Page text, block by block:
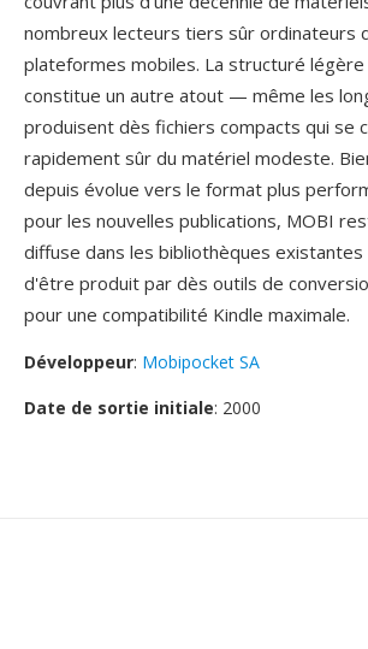
nombreux lecteurs tiers sûr ordinateurs
plateformes mobiles. La structuré
constitue un autre atout — même les
produisent dès fichiers compacts qui se
rapidement sûr du matériel modeste.
depuis évolue vers le format plus
pour les nouvelles publications, MOBI
diffuse dans les bibliothèques existantes
d'être produit par dès outils de
pour une compatibilité Kindle maximale.
Développeur: Mobipocket SA
Date de sortie initiale: 2000